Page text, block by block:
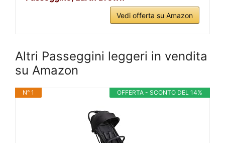
Vedi offerta su Amazon
Altri Passeggini leggeri in vendita
su Amazon
OFFERTA - SCONTO DEL 14%
N° 1